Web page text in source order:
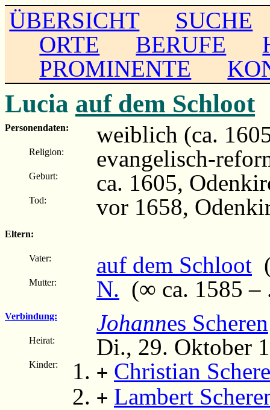
ÜBERSICHT
SUCHE
ORTE
BERUFE
PROMINENTE
Lucia auf dem Schloot
Personendaten: weiblich (ca.
Religion: evangelisch-
Geburt: ca. 1605,
Tod: vor 1658,
Eltern:
Vater: auf dem Schloot
Mutter: N. (∞ ca. 1585 –
Verbindung: Johannes Scheren
Heirat: Di., 29. Oktober
Kinder: + Christian
+ Lambert